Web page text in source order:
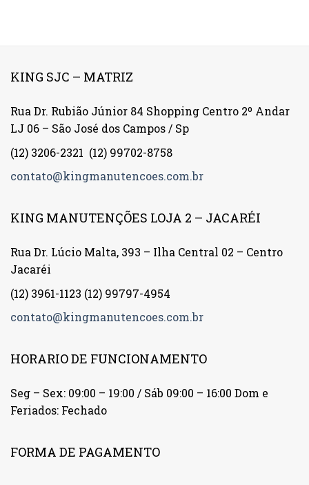
KING SJC – MATRIZ
Rua Dr. Rubião Júnior 84 Shopping Centro 2º Andar
LJ 06 – São José dos Campos / Sp
(12) 3206-2321 (12) 99702-8758
contato@kingmanutencoes.com.br
KING MANUTENÇÕES LOJA 2 – JACARÉI
Rua Dr. Lúcio Malta, 393 – Ilha Central 02 – Centro
Jacaréi
(12) 3961-1123 (12) 99797-4954
contato@kingmanutencoes.com.br
HORARIO DE FUNCIONAMENTO
Seg – Sex: 09:00 – 19:00 / Sáb 09:00 – 16:00 Dom e
Feriados: Fechado
FORMA DE PAGAMENTO